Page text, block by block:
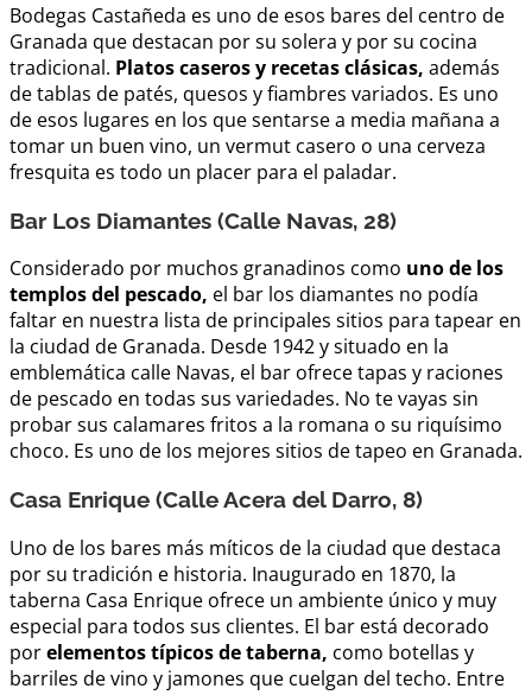
Bodegas Castañeda es uno de esos bares del centro de
Granada que destacan por su solera y por su cocina
tradicional. Platos caseros y recetas clásicas, además
de tablas de patés, quesos y fiambres variados. Es uno
de esos lugares en los que sentarse a media mañana a
tomar un buen vino, un vermut casero o una cerveza
fresquita es todo un placer para el paladar.
Bar Los Diamantes (Calle Navas, 28)
Considerado por muchos granadinos como uno de los
templos del pescado, el bar los diamantes no podía
faltar en nuestra lista de principales sitios para tapear en
la ciudad de Granada. Desde 1942 y situado en la
emblemática calle Navas, el bar ofrece tapas y raciones
de pescado en todas sus variedades. No te vayas sin
probar sus calamares fritos a la romana o su riquísimo
choco. Es uno de los mejores sitios de tapeo en Granada.
Casa Enrique (Calle Acera del Darro, 8)
Uno de los bares más míticos de la ciudad que destaca
por su tradición e historia. Inaugurado en 1870, la
taberna Casa Enrique ofrece un ambiente único y muy
especial para todos sus clientes. El bar está decorado
porelementos típicos de taberna, como botellas y
barriles de vino y jamones que cuelgan del techo. Entre